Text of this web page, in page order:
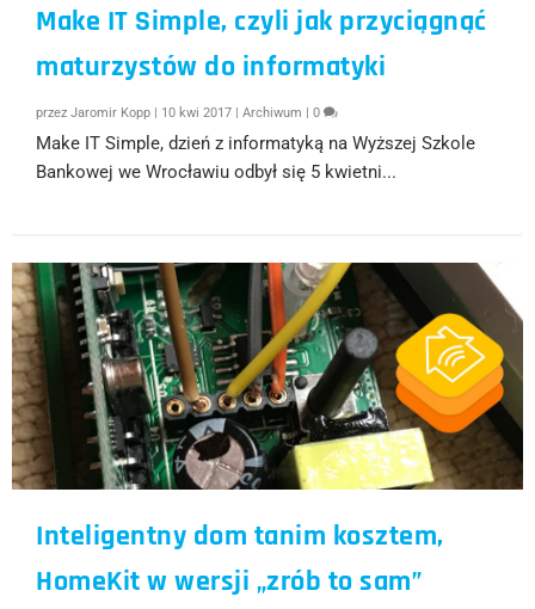
Make IT Simple, czyli jak przyciągnąć
maturzystów do informatyki
przezJaromir Kopp | 10 kwi 2017 |Archiwum |0
Make IT Simple, dzień z informatyką na Wyższej Szkole
Bankowej we Wrocławiu odbył się 5 kwietni...
Inteligentny dom tanim kosztem,
HomeKit w wersji „zrób to sam”